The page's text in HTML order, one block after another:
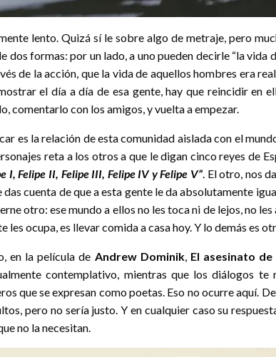
lento. Quizá sí le sobre algo de metraje, pero
dos formas: por un lado, a uno pueden decirle “la vida
de la acción, que la vida de aquellos hombres era
el día a día de esa gente, hay que reincidir en
comentarlo con los amigos, y vuelta a empezar.
es la relación de esta comunidad aislada con el
reta a los otros a que le digan cinco reyes de
I, Felipe II, Felipe III, Felipe IV y Felipe V”. El otro, nos
das cuenta de que a esta gente le da absolutamente
otro: ese mundo a ellos no les toca ni de lejos, no
les ocupa, es llevar comida a casa hoy. Y lo demás es
en la película de Andrew Dominik,El asesinato de
contemplativo, mientras que los diálogos te
que se expresan como poetas. Eso no ocurre aquí.
pero no sería justo. Y en cualquier caso su
no la necesitan.